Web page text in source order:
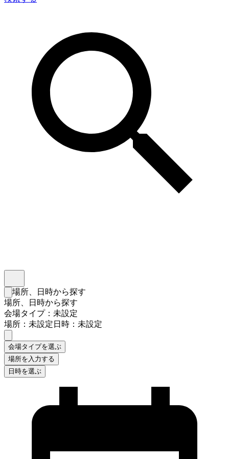
検索フォームを閉じる
場所、日時から探す
場所、日時から探す
会場タイプ：未設定
場所：未設定日時：未設定
会場タイプを選ぶ
場所を入力する
日時を選ぶ